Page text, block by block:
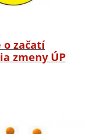
o začatí
zmeny ÚP